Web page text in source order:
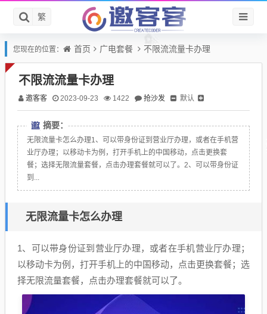
繁
您现在的位置： 首页 广电套餐 不限流流量卡办理
不限流流量卡办理
邀客客 2023-09-23 1422 抢沙发 默认
摘要：
无限流量卡怎么办理1、可以带身份证到营业厅办理，或者在手机营
业厅办理；以移动卡为例，打开手机上的中国移动，点击更换套
餐；选择无限流量套餐，点击办理套餐就可以了。2、可以带身份证
到...
无限流量卡怎么办理
1、可以带身份证到营业厅办理，或者在手机营业厅办理；
以移动卡为例，打开手机上的中国移动，点击更换套餐；选
择无限流量套餐，点击办理套餐就可以了。